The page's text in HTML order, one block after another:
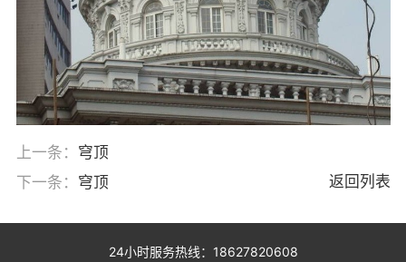
上一条： 穹顶
下一条： 穹顶 返回列表
24小时服务热线：18627820608